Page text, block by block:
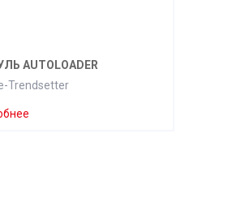
AUTOLOADER
Trendsetter